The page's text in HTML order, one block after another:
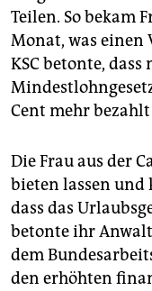
Teilen. So bekam
Monat, was einen
KSC betonte,
Cent mehr
Die Frau aus der
bieten lassen und
dass das
betonte ihr
dem
den erhöhten